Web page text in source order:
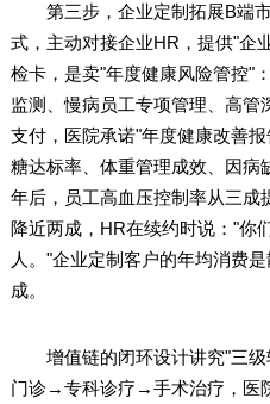
第三步，企业定制拓展B端市
式，主动对接企业HR，提供"企
检卡，是卖"年度健康风险管控"
监测、慢病员工专项管理、高
支付，医院承诺"年度健康改善
糖达标率、体重管理成效、因病
年后，员工高血压控制率从三成
降近两成，HR在续约时说："你
人。"企业定制客户的年均消费
成。
增值链的闭环设计讲究"三级
门诊→专科诊疗→手术治疗，医